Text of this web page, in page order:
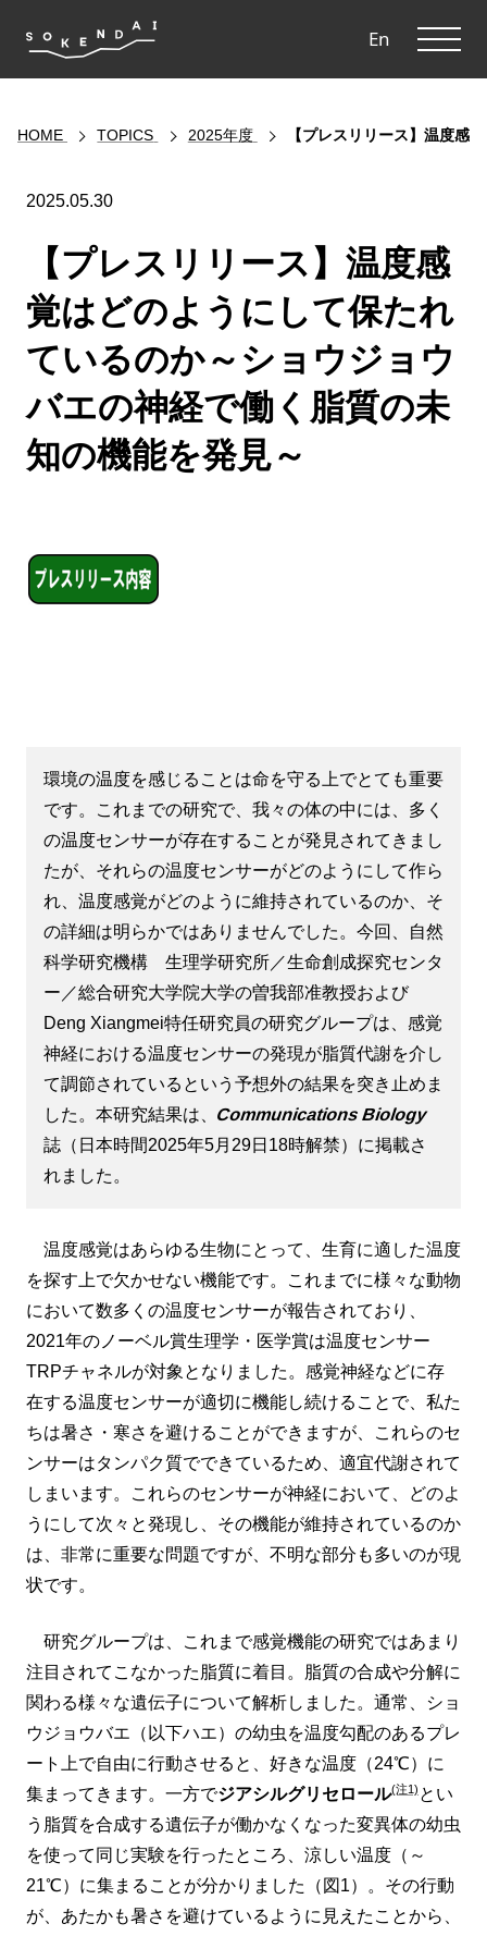
En
HOME TOPICS 2025年度 【プレスリリース】温度感
2025.05.30
【プレスリリース】温度感
覚はどのようにして保たれ
ているのか～ショウジョウ
バエの神経で働く脂質の未
知の機能を発見～
環境の温度を感じることは命を守る上でとても重要
です。これまでの研究で、我々の体の中には、多く
の温度センサーが存在することが発見されてきまし
たが、それらの温度センサーがどのようにして作ら
れ、温度感覚がどのように維持されているのか、そ
の詳細は明らかではありませんでした。今回、自然
科学研究機構 生理学研究所／生命創成探究センタ
ー／総合研究大学院大学の曽我部准教授および
Deng Xiangmei特任研究員の研究グループは、感覚
神経における温度センサーの発現が脂質代謝を介し
て調節されているという予想外の結果を突き止めま
した。本研究結果は、 Communications Biology
誌（日本時間2025年5月29日18時解禁）に掲載さ
れました。
温度感覚はあらゆる生物にとって、生育に適した温度
を探す上で欠かせない機能です。これまでに様々な動物
において数多くの温度センサーが報告されており、
2021年のノーベル賞生理学・医学賞は温度センサー
TRPチャネルが対象となりました。感覚神経などに存
在する温度センサーが適切に機能し続けることで、私た
ちは暑さ・寒さを避けることができますが、これらのセ
ンサーはタンパク質でできているため、適宜代謝されて
しまいます。これらのセンサーが神経において、どのよ
うにして次々と発現し、その機能が維持されているのか
は、非常に重要な問題ですが、不明な部分も多いのが現
状です。
研究グループは、これまで感覚機能の研究ではあまり
注目されてこなかった脂質に着目。脂質の合成や分解に
関わる様々な遺伝子について解析しました。通常、ショ
ウジョウバエ（以下ハエ）の幼虫を温度勾配のあるプレ
ート上で自由に行動させると、好きな温度（24℃）に
集まってきます。一方でジアシルグリセロール(注1) とい
う脂質を合成する遺伝子が働かなくなった変異体の幼虫
を使って同じ実験を行ったところ、涼しい温度（～
21℃）に集まることが分かりました（図1）。その行動
が、あたかも暑さを避けているように見えたことから、